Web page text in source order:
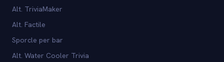
Alt. TriviaMaker
Alt. Factile
Sporcle per bar
Alt. Water Cooler Trivia